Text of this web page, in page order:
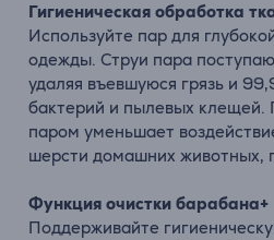
Гигиеническая обработка
Используйте пар для
одежды. Струи пара
удаляя въевшуюся грязь и
бактерий и пылевых клещей.
паром уменьшает
шерсти домашних животных,
Функция очистки барабана+
Поддерживайте